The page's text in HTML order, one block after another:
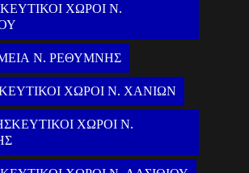
ΧΩΡΟΙ Ν.
Ν. ΡΕΘΥΜΝΗΣ
ΧΩΡΟΙ Ν. ΧΑΝΙΩΝ
ΧΩΡΟΙ Ν.